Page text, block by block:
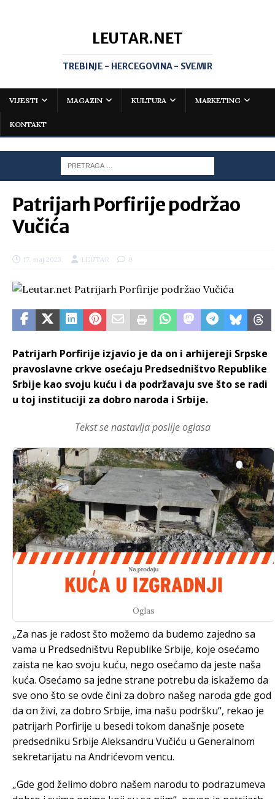
LEUTAR.NET
TREBINJE - HERCEGOVINA - SVEMIR
VIJESTI MAGAZIN KULTURA MARKETING
KONTAKT
Patrijarh Porfirije podržao
Vučića
17. maj 2023. LEUTAR 0
Patrijarh Porfirije izjavio je da on i arhijereji Srpske
pravoslavne crkve osećaju Predsedništvo Republike
Srbije kao svoju kuću i da podržavaju sve što se radi
u toj instituciji za dobro naroda i Srbije.
Tekst se nastavlja poslije oglasa
Oglas
„Za nas je radost što možemo da budemo zajedno sa
vama u Predsedništvu Republike Srbije, koje osećamo
zaista ne kao svoju kuću, nego osećamo da jeste naša
kuća. Osećamo sa jedne strane potrebu da iskažemo da
sve ono što se ovde čini za dobro našeg naroda gde god
da on živi, za dobro Srbije, ima našu podršku“, rekao je
patrijarh Porfirije u besedi tokom današnje posete
predsedniku Srbije Aleksandru Vučiću u Generalnom
sekretarijatu na Andrićevom vencu.
„Gde god želimo dobro našem narodu to podrazumeva